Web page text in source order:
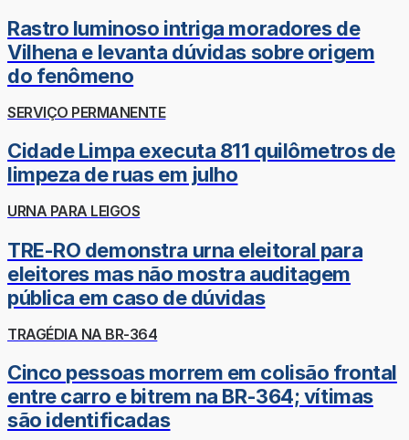
Rastro luminoso intriga moradores de
Vilhena e levanta dúvidas sobre origem
do fenômeno
SERVIÇO PERMANENTE
Cidade Limpa executa 811 quilômetros de
limpeza de ruas em julho
URNA PARA LEIGOS
TRE-RO demonstra urna eleitoral para
eleitores mas não mostra auditagem
pública em caso de dúvidas
TRAGÉDIA NA BR-364
Cinco pessoas morrem em colisão frontal
entre carro e bitrem na BR-364; vítimas
são identificadas